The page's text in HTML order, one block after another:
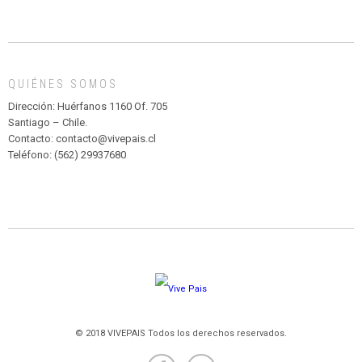
MADAGASCAR
PARQUE
HURATDO
QUIÉNES SOMOS
Dirección: Huérfanos 1160 Of. 705
Santiago – Chile.
Contacto: contacto@vivepais.cl
Teléfono: (562) 29937680
© 2018 VIVEPAIS Todos los derechos reservados.